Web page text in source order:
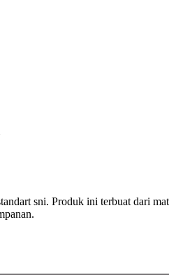
sni. Produk ini terbuat dari